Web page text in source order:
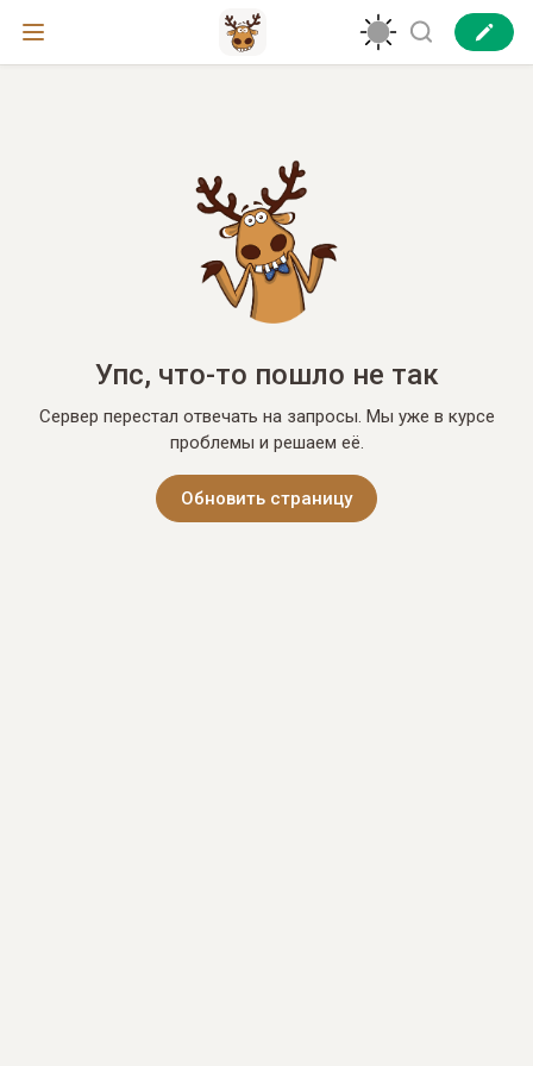
Упс, что-то пошло не так
Сервер перестал отвечать на запросы. Мы уже в курсе
проблемы и решаем её.
Обновить страницу